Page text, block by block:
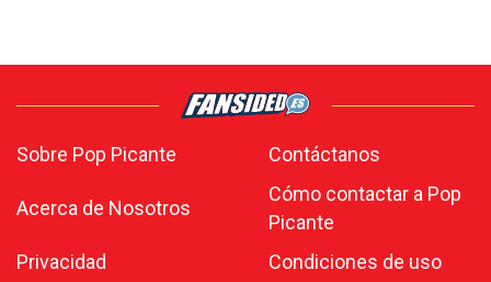
Sobre Pop Picante Contáctanos
Acerca de Nosotros
Cómo contactar a Pop
Picante
Privacidad
Condiciones de uso